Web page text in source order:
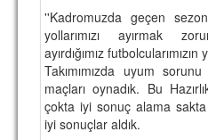
YÖNETİM KURULU
PERSONEL
SPONSORLAR
TARİHÇE
''Kadromuzda geçen
yollarımızı ayırmak
ayırdığımız
Takımımızda uyum
maçları oynadık. Bu
çokta iyi sonuç alama
iyi sonuçlar aldık.